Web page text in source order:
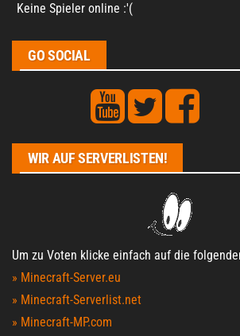
Keine Spieler online :'(
GO SOCIAL
WIR AUF SERVERLISTEN!
Um zu Voten klicke einfach auf die
» Minecraft-Server.eu
» Minecraft-Serverlist.net
» Minecraft-MP.com